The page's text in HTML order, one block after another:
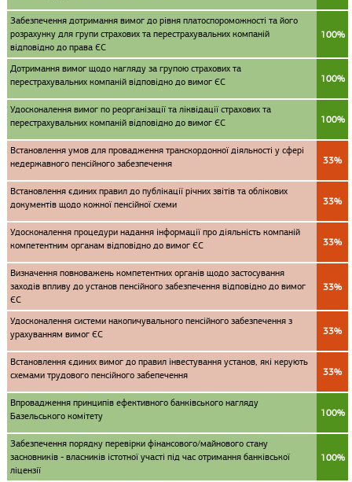
Забезпечення дотримання вимог до рівня платоспороможності та його
розрахунку для групи страхових та перестрахувальних компаній
відповідно до права ЄС
100%
Дотримання вимог щодо нагляду за групою страхових та
перестрахувальних компаній відповідно до вимог ЄС
100%
Удосконалення вимог по реорганізації та ліквідації страхових та
перестрахувальних компаній відповідно до вимог ЄС
100%
Встановлення умов для провадження транскордонної діяльності у сфері
недержавного пенсійного забезпечення
33%
Встановлення єдиних правил до публікації річних звітів та облікових
документів щодо кожної пенсійної схеми
33%
Удосконалення процедури надання інформації про діяльність компаній
компетентним органам відповідно до вимог ЄС
33%
Визначення повноважень компетентних органів щодо застосування
заходів впливу до установ пенсійного забезпечення відповідно до вимог
ЄС
33%
Удосконалення системи накопичувального пенсійного забезпечення з
урахуванням вимог ЄС
33%
Встановлення єдиних вимог до правил інвестування установ, які керують
схемами трудового пенсійного забепечення
33%
Впровадження принципів ефективного банківського нагляду
Базельського комітету
100%
Забезпечення порядку перевірки фінансового/майнового стану
засновників - власників істотної участі під час отримання банківської
ліцензії
100%